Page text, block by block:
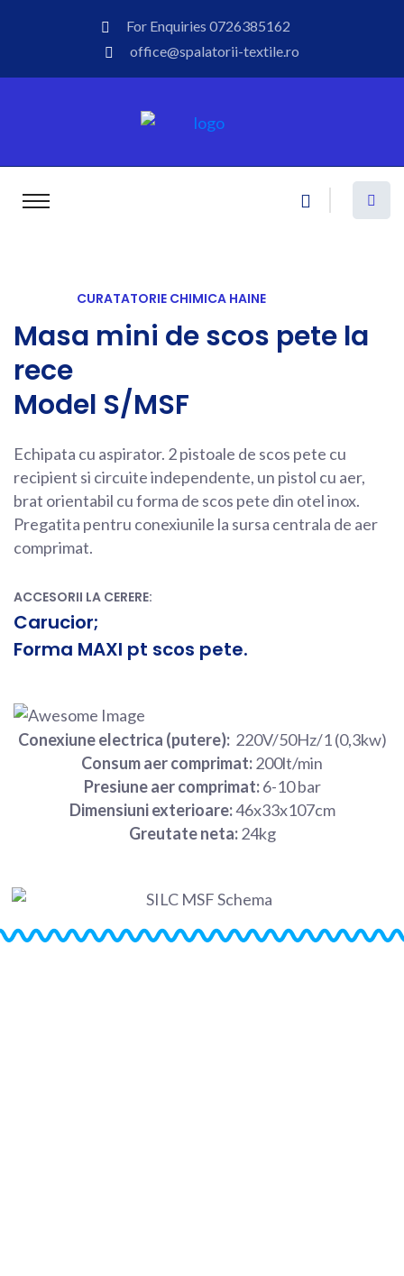
For Enquiries 0726385162
office@spalatorii-textile.ro
CURATATORIE CHIMICA HAINE
Masa mini de scos pete la
rece
Model S/MSF
Echipata cu aspirator. 2 pistoale de scos pete cu
recipient si circuite independente, un pistol cu aer,
brat orientabil cu forma de scos pete din otel inox.
Pregatita pentru conexiunile la sursa centrala de aer
comprimat.
ACCESORII LA CERERE:
Carucior;
Forma MAXI pt scos pete.
Conexiune electrica (putere): 220V/50Hz/1 (0,3kw)
Consum aer comprimat:200lt/min
Presiune aer comprimat:6-10 bar
Dimensiuni exterioare:46x33x107cm
Greutate neta:24kg